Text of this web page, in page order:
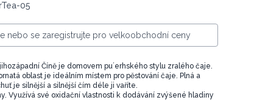
05
nebo se zaregistrujte pro velkoobchodní ceny
Číně je domovem pu´erhského stylu zralého čaje.
oblast je ideálním místem pro pěstování čaje. Plná a
je silnější a silnější čím déle ji vaříte.
Využívá své oxidační vlastnosti k dodávání zvýšené hladiny